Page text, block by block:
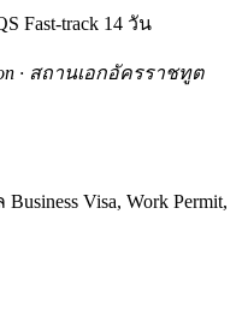
Fast-track 14 วัน
· สถานเอกอัครราชทูต
Visa, Work Permit,